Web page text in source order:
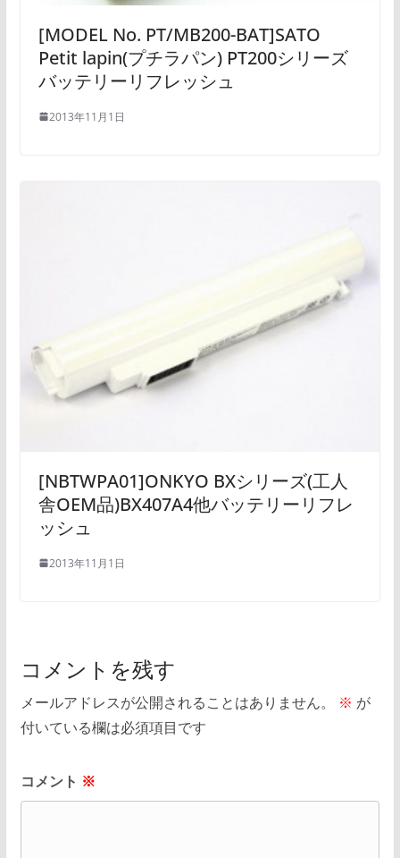
[MODEL No. PT/MB200-BAT]SATO
Petit lapin(プチラパン) PT200シリーズ
バッテリーリフレッシュ
2013年11月1日
[NBTWPA01]ONKYO BXシリーズ(工人
舎OEM品)BX407A4他バッテリーリフレ
ッシュ
2013年11月1日
コメントを残す
メールアドレスが公開されることはありません。 ※ が
付いている欄は必須項目です
コメント ※